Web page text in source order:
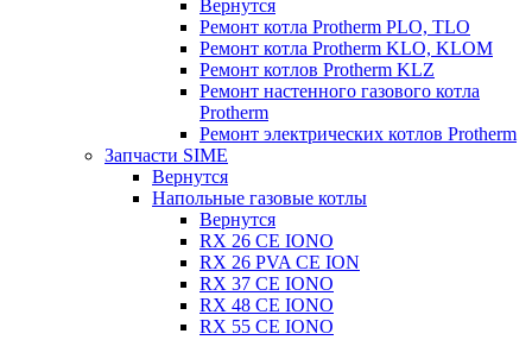
Вернутся
Ремонт котла Protherm PLO, TLO
Ремонт котла Protherm KLO, KLOM
Ремонт котлов Protherm KLZ
Ремонт настенного газового котла
Protherm
Ремонт электрических котлов Protherm
Запчасти SIME
Вернутся
Напольные газовые котлы
Вернутся
RX 26 CE IONO
RX 26 PVA CE ION
RX 37 CE IONO
RX 48 CE IONO
RX 55 CE IONO